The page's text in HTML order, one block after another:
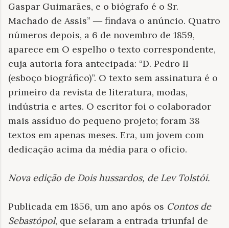
Gaspar Guimarães, e o biógrafo é o Sr.
Machado de Assis” ― findava o anúncio. Quatro
números depois, a 6 de novembro de 1859,
aparece em O espelho o texto correspondente,
cuja autoria fora antecipada: “D. Pedro II
(esboço biográfico)”. O texto sem assinatura é o
primeiro da revista de literatura, modas,
indústria e artes. O escritor foi o colaborador
mais assíduo do pequeno projeto; foram 38
textos em apenas meses. Era, um jovem com
dedicação acima da média para o ofício.
Nova edição deDois hussardos, de Lev Tolstói.
Publicada em 1856, um ano após os Contos de
Sebastópol, que selaram a entrada triunfal de